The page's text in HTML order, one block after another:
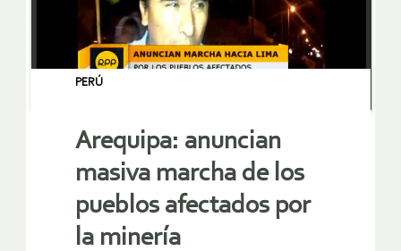
PERÚ
Arequipa: anuncian
masiva marcha de los
pueblos afectados por
la minería